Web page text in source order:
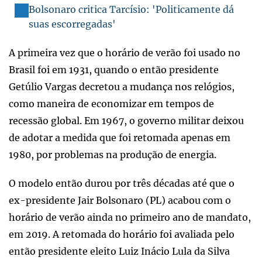
Bolsonaro critica Tarcísio: 'Politicamente dá
suas escorregadas'
A primeira vez que o horário de verão foi usado no
Brasil foi em 1931, quando o então presidente
Getúlio Vargas decretou a mudança nos relógios,
como maneira de economizar em tempos de
recessão global. Em 1967, o governo militar deixou
de adotar a medida que foi retomada apenas em
1980, por problemas na produção de energia.
O modelo então durou por três décadas até que o
ex-presidente Jair Bolsonaro (PL) acabou com o
horário de verão ainda no primeiro ano de mandato,
em 2019. A retomada do horário foi avaliada pelo
então presidente eleito Luiz Inácio Lula da Silva